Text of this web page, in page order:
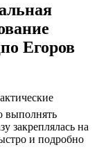
Егоров
выполнять
закреплялась на
и подробно